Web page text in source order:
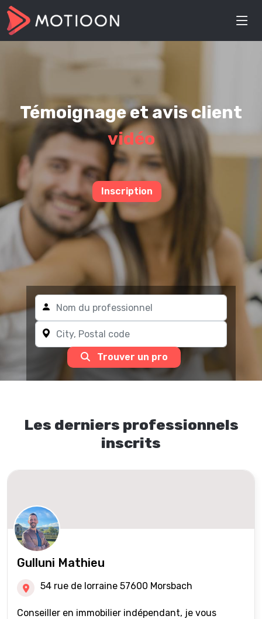
Témoignage et avis client
vidéo
Inscription
Trouver un pro
Les derniers professionnels
inscrits
Gulluni Mathieu
54 rue de lorraine 57600 Morsbach
Conseiller en immobilier indépendant, je vous